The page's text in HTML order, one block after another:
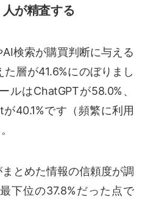
が精査する
検索が購買判断に与える
層が41.6%にのぼりまし
ルはChatGPTが58.0%、
40.1%です（頻繁に利用
とめた情報の信頼度が調
下位の37.8%だった点で